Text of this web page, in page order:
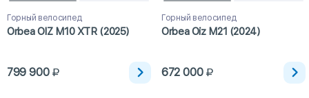
Горный велосипед
Orbea OIZ M10 XTR (2025)
799 900
Горный велосипед
Orbea Oiz M21 (2024)
672 000